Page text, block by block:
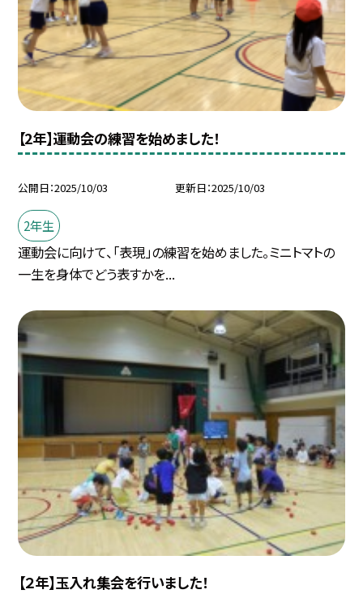
【2年】運動会の練習を始めました！
公開日 2025/10/03 更新日 2025/10/03
2年生
運動会に向けて、「表現」の練習を始めました。ミニトマトの
一生を身体でどう表すかを...
【２年】玉入れ集会を行いました！